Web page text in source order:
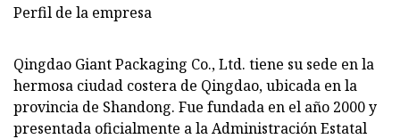
Perfil de la empresa
Qingdao Giant Packaging Co., Ltd. tiene su sede en la
hermosa ciudad costera de Qingdao, ubicada en la
provincia de Shandong. Fue fundada en el año 2000 y
presentada oficialmente a la Administración Estatal